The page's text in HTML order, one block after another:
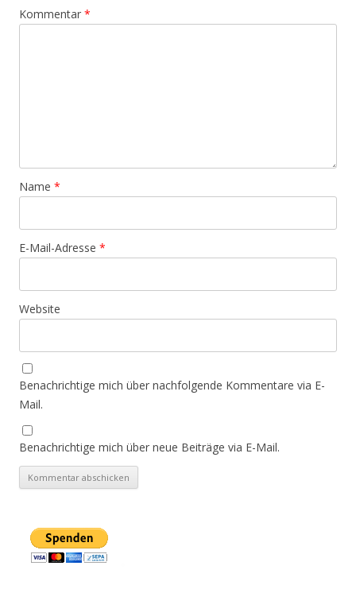
Kommentar *
Name *
E-Mail-Adresse *
Website
Benachrichtige mich über nachfolgende Kommentare via E-
Mail.
Benachrichtige mich über neue Beiträge via E-Mail.